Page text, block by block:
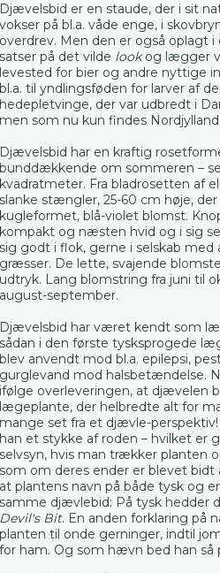
Djævelsbid er en staude, der i sit
vokser på bl.a. våde enge, i
overdrev. Men den er også oplagt
satser på det vilde lookog lægger
levested for bier og andre nyttige
bl.a. til yndlingsføden for larver af
hedepletvinge, der var udbredt i
men som nu kun findes Nordjylland.
Djævelsbid har en kraftig
bunddækkende om sommeren –
kvadratmeter. Fra bladrosetten af
slanke stængler, 25-60 cm høje,
kugleformet, blå-violet blomst.
kompakt og næsten hvid og i sig
sig godt i flok, gerne i selskab
græsser. De lette, svajende
udtryk. Lang blomstring fra juni til
august-september.
Djævelsbid har været kendt som
sådan i den første tysksprogede
blev anvendt mod bl.a. epilepsi,
gurglevand mod halsbetændelse.
ifølge overleveringen, at djævelen
lægeplante, der helbredte alt for
mange set fra et djævle-
han et stykke af roden – hvilket er
selvsyn, hvis man trækker planten
som om deres ender er blevet
at plantens navn på både tysk og
samme djævlebid: På tysk hedder
Devil's Bit. En anden forklaring på
planten til onde gerninger, indtil
for ham. Og som hævn bed han så